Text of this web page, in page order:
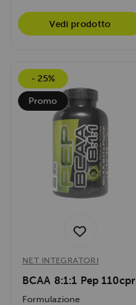
Vedi prodotto
- 25%
Promo
NET INTEGRATORI
BCAA 8:1:1 Pep 110cpr
Formulazione